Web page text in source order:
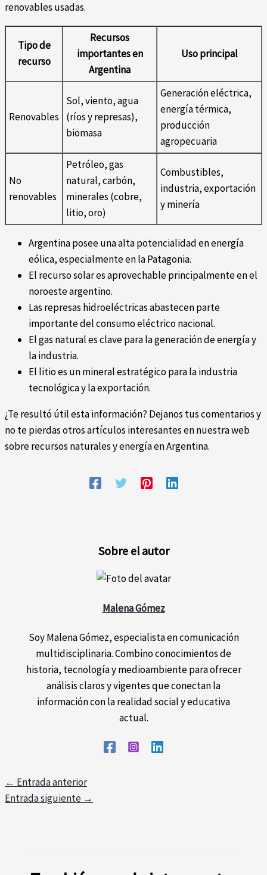
renovables usadas.
Tipo de
recurso
Recursos
importantes en
Argentina
Uso principal
Renovables
Sol, viento, agua
(ríos y represas),
biomasa
Generación eléctrica,
energía térmica,
producción
agropecuaria
No
renovables
Petróleo, gas
natural, carbón,
minerales (cobre,
litio, oro)
Combustibles,
industria, exportación
y minería
Argentina posee una alta potencialidad en energía
eólica, especialmente en la Patagonia.
El recurso solar es aprovechable principalmente en el
noroeste argentino.
Las represas hidroeléctricas abastecen parte
importante del consumo eléctrico nacional.
El gas natural es clave para la generación de energía y
la industria.
El litio es un mineral estratégico para la industria
tecnológica y la exportación.
¿Te resultó útil esta información? Dejanos tus comentarios y
no te pierdas otros artículos interesantes en nuestra web
sobre recursos naturales y energía en Argentina.
Sobre el autor
Malena Gómez
Soy Malena Gómez, especialista en comunicación
multidisciplinaria. Combino conocimientos de
historia, tecnología y medioambiente para ofrecer
análisis claros y vigentes que conectan la
información con la realidad social y educativa
actual.
← Entrada anterior
Entrada siguiente →